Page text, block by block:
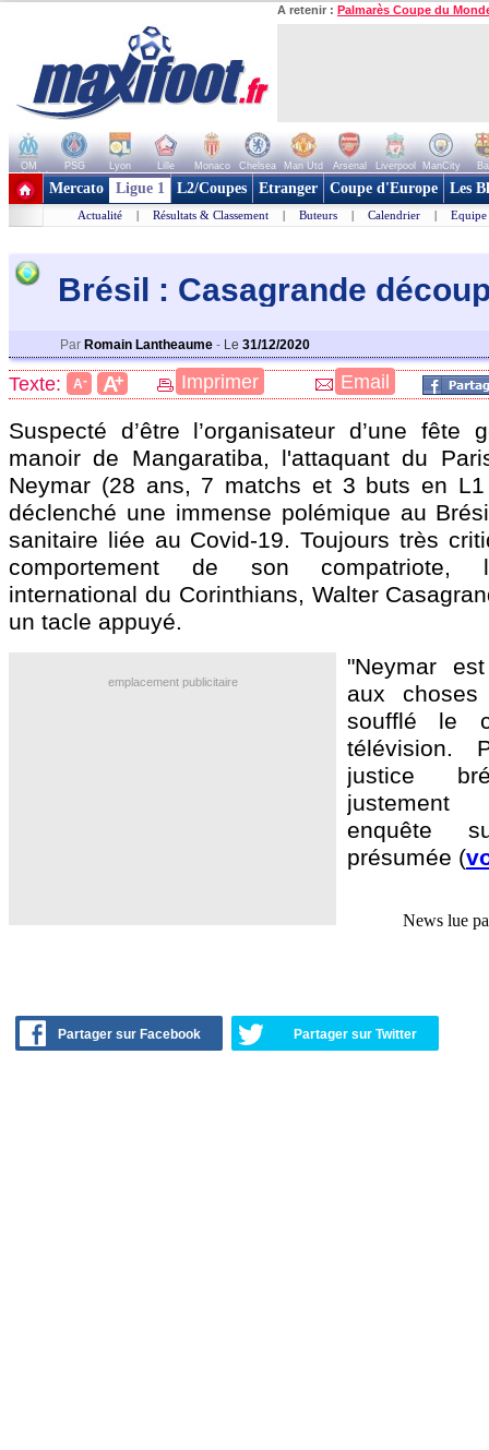
A retenir : Palmarès Coupe du
OM PSG Lyon Lille Monaco Chelsea Man Utd Arsenal Liverpool ManCity
+ de clubs
Mercato Ligue 1 L2/Coupes Etranger Coupe d'Europe Les
Actualité | Résultats & Classement | Buteurs | Calendrier | Equipe
Brésil : Casagrande
Par Romain Lantheaume - Le 31/12/2020
Texte: A- A+ Imprimer Email
Suspecté d’être l’organisateur d’une fête
manoir de Mangaratiba, l'attaquant du
Neymar (28 ans, 7 matchs et 3 buts en
déclenché une immense polémique au
sanitaire liée au Covid-19. Toujours très
comportement de son compatriote,
international du Corinthians, Walter
un tacle appuyé.
emplacement publicitaire
"Neymar
aux choses
soufflé le
télévision.
justice
enquête
présumée (
News lue
Partager sur Facebook Partager sur Twitter